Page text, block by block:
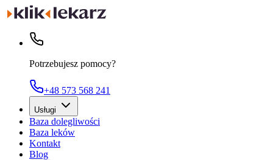
Potrzebujesz pomocy?
+48 573 568 241
Usługi
Baza dolegliwości
Baza leków
Kontakt
Blog